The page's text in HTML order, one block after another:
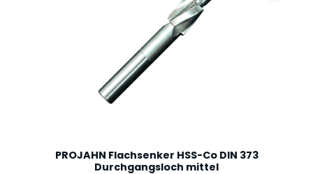
PROJAHN Flachsenker HSS-Co DIN 373
Durchgangsloch mittel